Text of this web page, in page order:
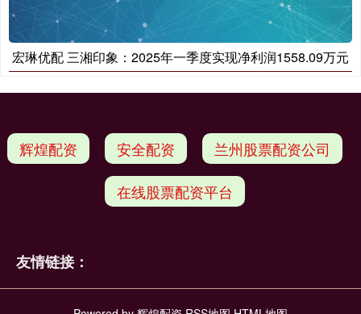
宏琳优配 三湘印象：2025年一季度实现净利润1558.09万元
辉煌配资 安全配资 兰州股票配资公司
在线股票配资平台
友情链接：